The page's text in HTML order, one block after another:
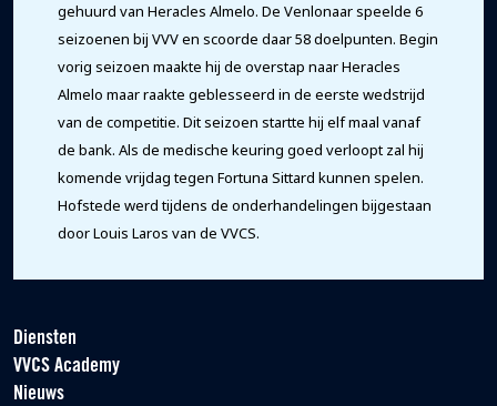
gehuurd van Heracles Almelo. De Venlonaar speelde 6
seizoenen bij VVV en scoorde daar 58 doelpunten. Begin
vorig seizoen maakte hij de overstap naar Heracles
Almelo maar raakte geblesseerd in de eerste wedstrijd
van de competitie. Dit seizoen startte hij elf maal vanaf
de bank. Als de medische keuring goed verloopt zal hij
komende vrijdag tegen Fortuna Sittard kunnen spelen.
Hofstede werd tijdens de onderhandelingen bijgestaan
door Louis Laros van de VVCS.
Diensten
VVCS Academy
Nieuws